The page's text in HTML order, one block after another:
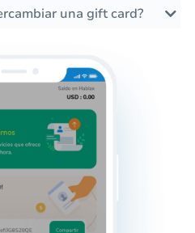
una gift card?